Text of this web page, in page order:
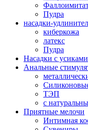
Пудра
насадки-
киберкожа
латекс
Пудра
Насадки с усиками
Анальные
ТЭП
с
Приятные мелочи
Интимная